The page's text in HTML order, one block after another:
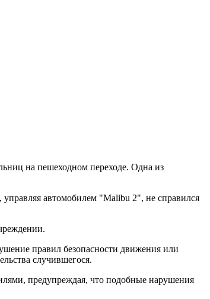
на пешеходном переходе. Одна из
автомобилем "Malibu 2", не справился
правил безопасности движения или
случившегося.
предупреждая, что подобные нарушения